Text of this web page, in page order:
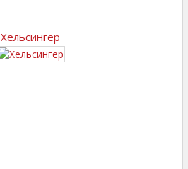
Хельсингер